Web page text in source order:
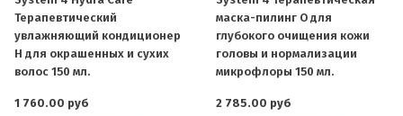
Терапевтический
увлажняющий кондиционер
H для окрашенных и сухих
волос 150 мл.
1 760.00 руб
маска-пилинг O для
глубокого очищения кожи
головы и нормализации
микрофлоры 150 мл.
2 785.00 руб